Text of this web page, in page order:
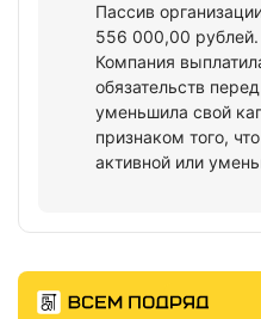
Пассив
556 000,00 рублей.
Компания
обязательств
уменьшила свой
признаком того,
активной или